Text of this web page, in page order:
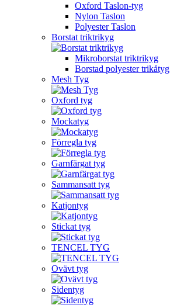
Oxford Taslon-tyg
Nylon Taslon
Polyester Taslon
Borstat triktrikyg
Mikroborstat triktrikyg
Borstad polyester trikåtyg
Mesh Tyg
Oxford tyg
Mockatyg
Förregla tyg
Garnfärgat tyg
Sammansatt tyg
Katjontyg
Stickat tyg
TENCEL TYG
Ovävt tyg
Sidentyg